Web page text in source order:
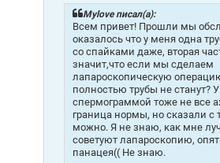
Mylоvе писал(а):
Всем привет! Прошли мы
оказалось что у меня одна
со спайками даже, вторая
значит,что если мы сделаем
лапароскопическую
полностью трубы не станут?
спермограммой тоже не все
граница нормы, но сказали с
можно. Я не знаю, как мне
советуют лапароскопию,
панацея(( Не знаю.